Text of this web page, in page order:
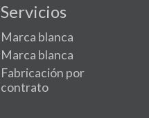
Servicios
Marca blanca
Marca blanca
Fabricación por
contrato